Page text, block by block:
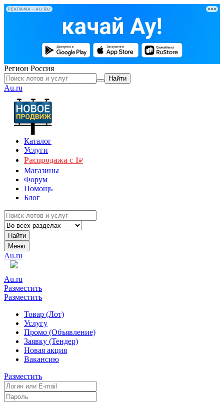
РЕКЛАМА • AU.RU
Регион Россия
Найти
Au.ru
Каталог
Услуги
Распродажа с 1₽
Магазины
Форум
Помощь
Блог
Найти
Меню
Au.ru
Au.ru
Разместить
Разместить
Товар (Лот)
Услугу
Промо (Объявление)
Заявку (Тендер)
Новая акция
Вакансию
Разместить